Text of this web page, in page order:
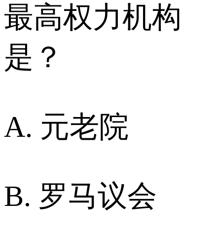
最高权力机构
是？
A. 元老院
B. 罗马议会